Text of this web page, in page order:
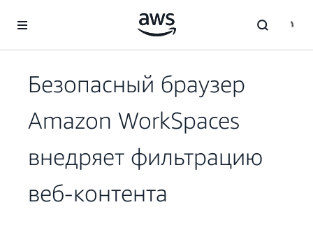
Перейти к главному контенту
Безопасный браузер
Amazon WorkSpaces
внедряет фильтрацию
веб-контента